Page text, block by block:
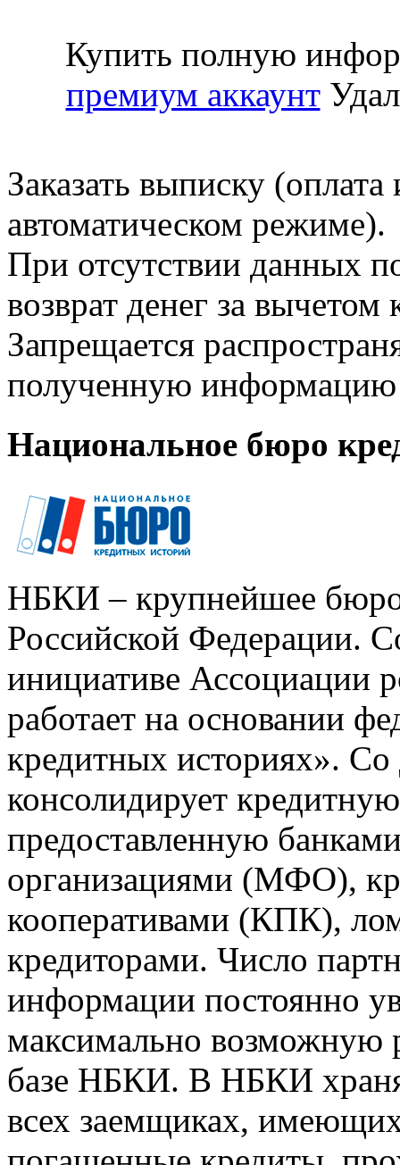
Купить полную
премиум аккаунт
Заказать выписку
автоматическом режиме).
При отсутствии данных
возврат денег за
Запрещается
полученную информацию
Национальное бюро
НБКИ – крупнейшее
Российской Федерации.
инициативе Ассоциации
работает на основании
кредитных историях».
консолидирует
предоставленную
организациями (МФО),
кооперативами (КПК),
кредиторами. Число
информации постоянно
максимально возможную
базе НБКИ. В НБКИ
всех заемщиках,